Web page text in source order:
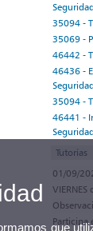
35094 -
35069 -
46442 -
46436 -
35094 -
46441 -
Tutorías
01/09/
VIERNES
Participa
que